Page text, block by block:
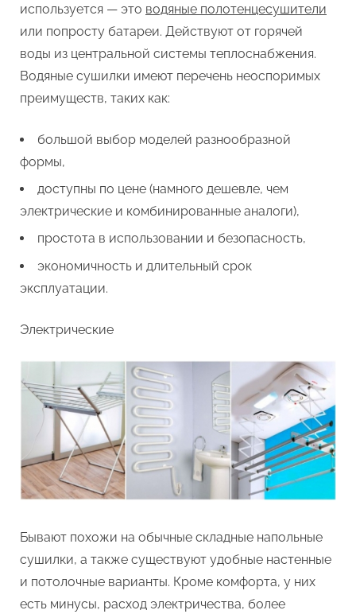
используется — это водяные полотенцесушители
или попросту батареи. Действуют от горячей
воды из центральной системы теплоснабжения.
Водяные сушилки имеют перечень неоспоримых
преимуществ, таких как:
большой выбор моделей разнообразной
формы,
доступны по цене (намного дешевле, чем
электрические и комбинированные аналоги),
простота в использовании и безопасность,
экономичность и длительный срок
эксплуатации.
Электрические
Бывают похожи на обычные складные напольные
сушилки, а также существуют удобные настенные
и потолочные варианты. Кроме комфорта, у них
есть минусы, расход электричества, более